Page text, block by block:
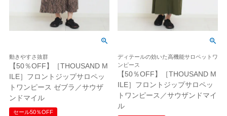
動きやすさ抜群
【50％OFF】［THOUSAND M
ILE］フロントジップサロペッ
トワンピース ゼブラ／サウザ
ンドマイル
セール50％OFF
ディテールの効いた高機能サロペットワ
ンピース
【50％OFF】［THOUSAND M
ILE］フロントジップサロペッ
トワンピース／サウザンドマイ
ル